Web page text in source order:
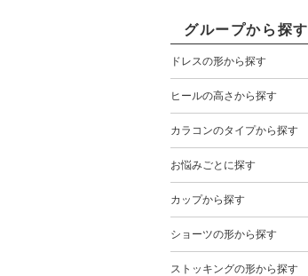
グループから探す
ドレスの形から探す
ヒールの高さから探す
カラコンのタイプから探す
お悩みごとに探す
カップから探す
ショーツの形から探す
ストッキングの形から探す